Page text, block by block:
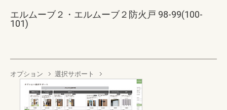
エルムーブ２・エルムーブ２防火戸 98-99(100-
101)
オプション 選択サポート